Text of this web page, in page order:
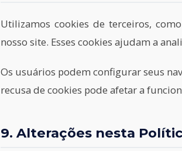
Utilizamos cookies de terceiros,
nosso site. Esses cookies ajudam a
Os usuários podem configurar seus
recusa de cookies pode afetar a
9. Alterações nesta